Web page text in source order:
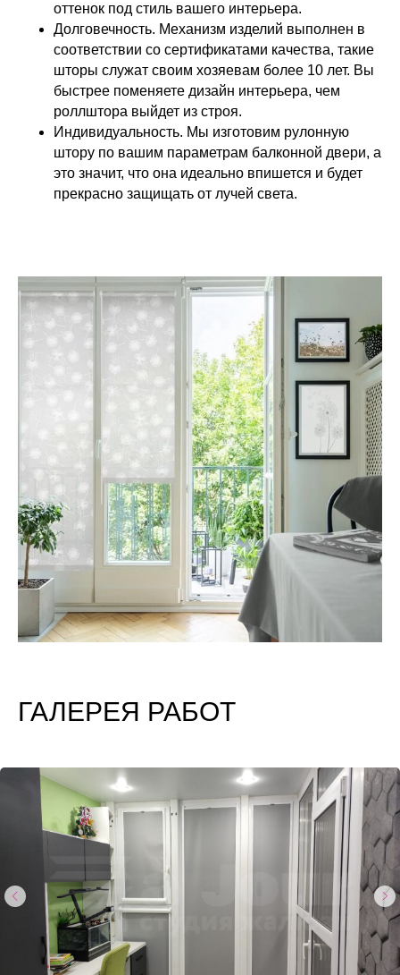
оттенок под стиль вашего интерьера.
Долговечность. Механизм изделий выполнен в
соответствии со сертификатами качества, такие
шторы служат своим хозяевам более 10 лет. Вы
быстрее поменяете дизайн интерьера, чем
роллштора выйдет из строя.
Индивидуальность. Мы изготовим рулонную
штору по вашим параметрам балконной двери, а
это значит, что она идеально впишется и будет
прекрасно защищать от лучей света.
ГАЛЕРЕЯ РАБОТ